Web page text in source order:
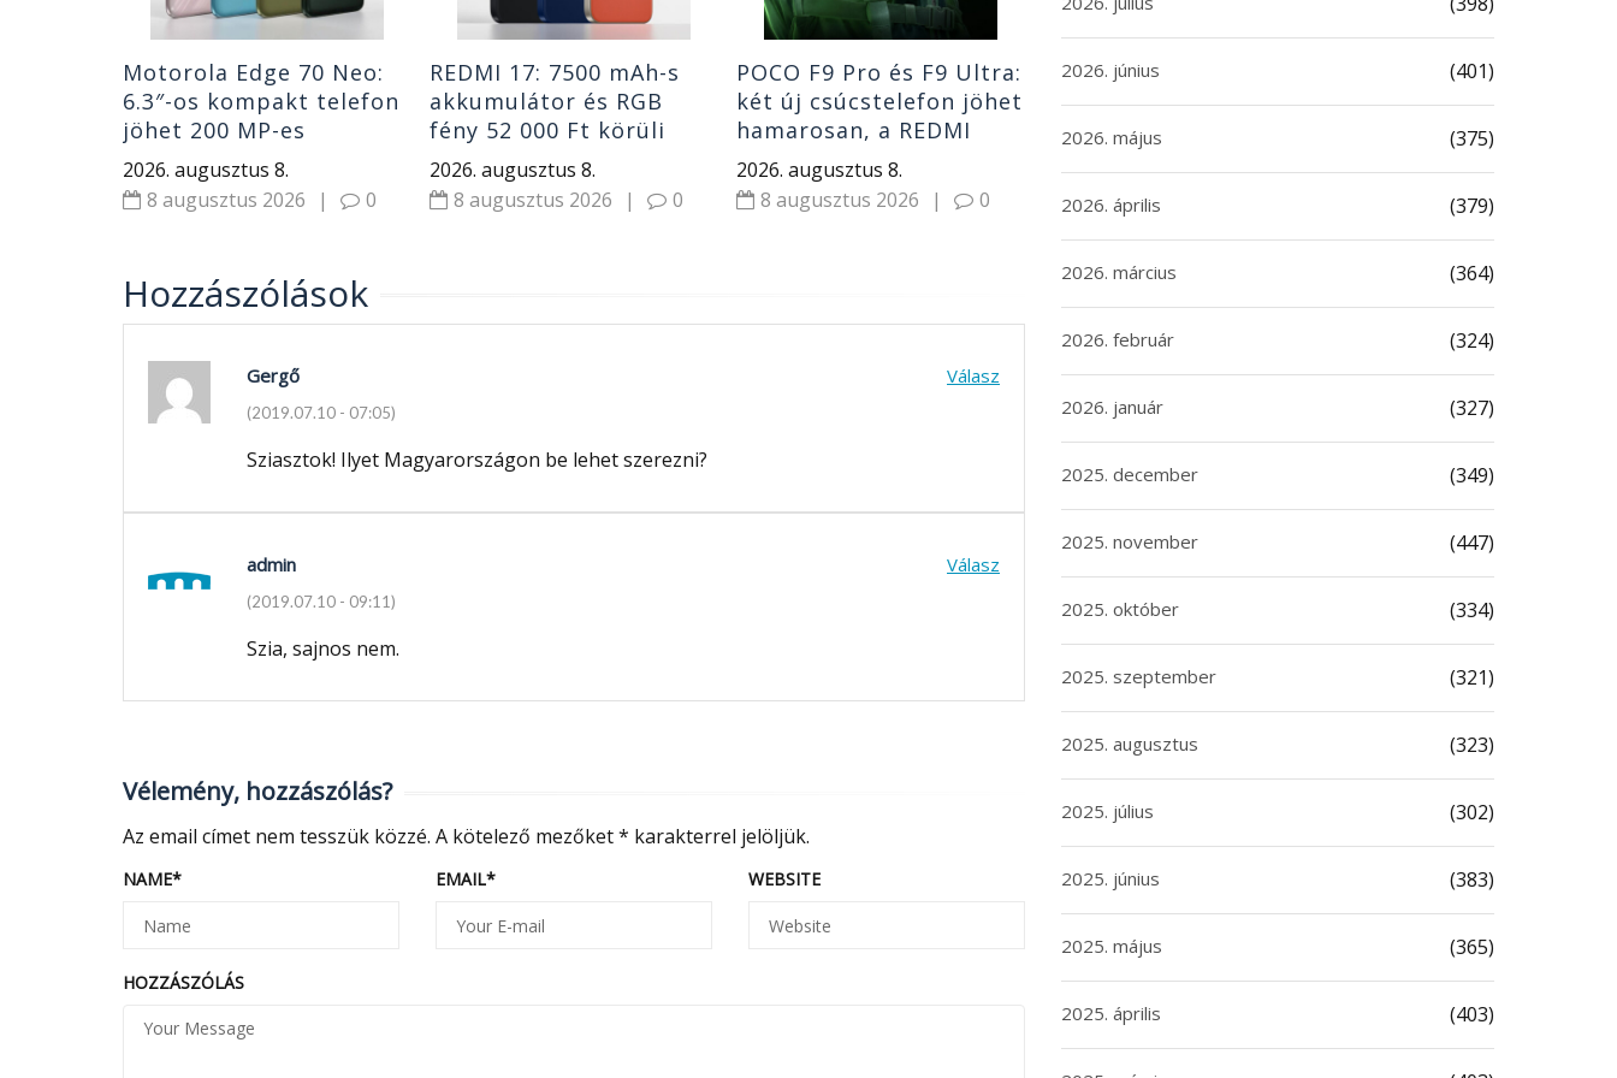
Motorola Edge 70 Neo:
6.3″-os kompakt telefon
jöhet 200 MP-es
kamerával
2026. augusztus 8.
8 augusztus 2026
| 0
REDMI 17: 7500 mAh-s
akkumulátor és RGB
fény 52 000 Ft körüli
ártól
2026. augusztus 8.
8 augusztus 2026
| 0
POCO F9 Pro és F9 Ultra:
két új csúcstelefon jöhet
hamarosan, a REDMI
K100 után
2026. augusztus 8.
8 augusztus 2026
| 0
Hozzászólások
Gergő Válasz
(2019.07.10 - 07:05)
Sziasztok! Ilyet Magyarországon be lehet szerezni?
admin Válasz
(2019.07.10 - 09:11)
Szia, sajnos nem.
Vélemény, hozzászólás?
Az email címet nem tesszük közzé. A kötelező mezőket* karakterrel jelöljük.
NAME* EMAIL* WEBSITE
HOZZÁSZÓLÁS
2026. június (401)
2026. május (375)
2026. április (379)
2026. március (364)
2026. február (324)
2026. január (327)
2025. december (349)
2025. november (447)
2025. október (334)
2025. szeptember (321)
2025. augusztus (323)
2025. július (302)
2025. június (383)
2025. május (365)
2025. április (403)